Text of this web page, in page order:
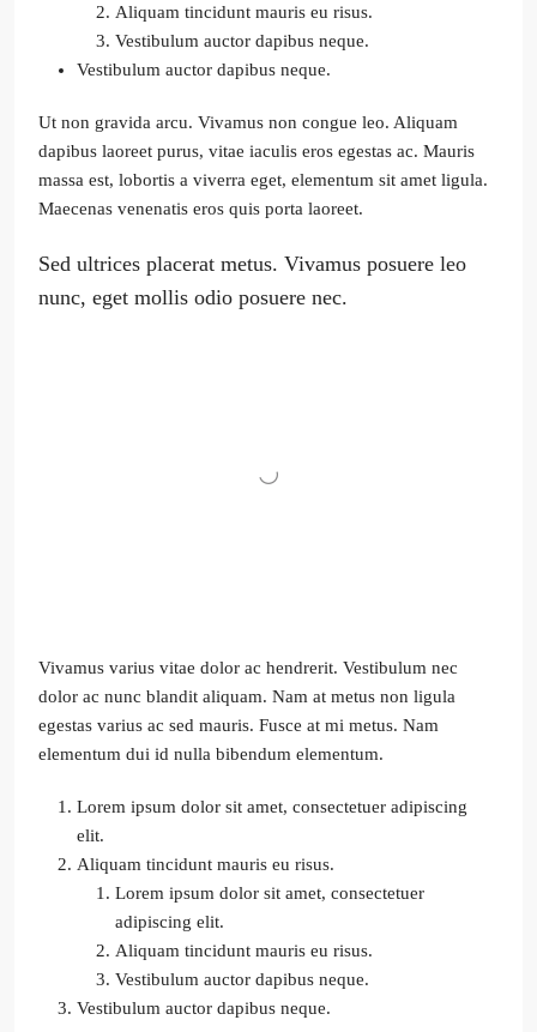
Aliquam tincidunt mauris eu risus.
Vestibulum auctor dapibus neque.
Vestibulum auctor dapibus neque.
Ut non gravida arcu. Vivamus non congue leo. Aliquam
dapibus laoreet purus, vitae iaculis eros egestas ac. Mauris
massa est, lobortis a viverra eget, elementum sit amet ligula.
Maecenas venenatis eros quis porta laoreet.
Sed ultrices placerat metus. Vivamus posuere leo
nunc, eget mollis odio posuere nec.
Vivamus varius vitae dolor ac hendrerit. Vestibulum nec
dolor ac nunc blandit aliquam. Nam at metus non ligula
egestas varius ac sed mauris. Fusce at mi metus. Nam
elementum dui id nulla bibendum elementum.
Lorem ipsum dolor sit amet, consectetuer adipiscing
elit.
Aliquam tincidunt mauris eu risus.
Lorem ipsum dolor sit amet, consectetuer
adipiscing elit.
Aliquam tincidunt mauris eu risus.
Vestibulum auctor dapibus neque.
Vestibulum auctor dapibus neque.